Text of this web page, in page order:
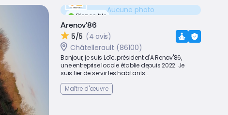
Disponible
Aucune photo
Arenov'86
5/5 (4 avis)
Châtellerault (86100)
Bonjour, je suis Loïc, président d'A Renov'86,
une entreprise locale établie depuis 2022. Je
suis fier de servir les habitants...
Maître d'œuvre